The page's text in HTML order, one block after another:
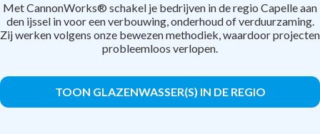
Met CannonWorks® schakel je bedrijven in de regio Capelle aan
den ijssel in voor een verbouwing, onderhoud of verduurzaming.
Zij werken volgens onze bewezen methodiek, waardoor projecten
probleemloos verlopen.
TOON GLAZENWASSER(S) IN DE REGIO